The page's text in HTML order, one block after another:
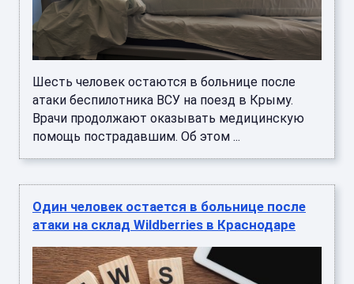
Шесть человек остаются в больнице после
атаки беспилотника ВСУ на поезд в Крыму.
Врачи продолжают оказывать медицинскую
помощь пострадавшим. Об этом ...
Один человек остается в больнице после
атаки на склад Wildberries в Краснодаре